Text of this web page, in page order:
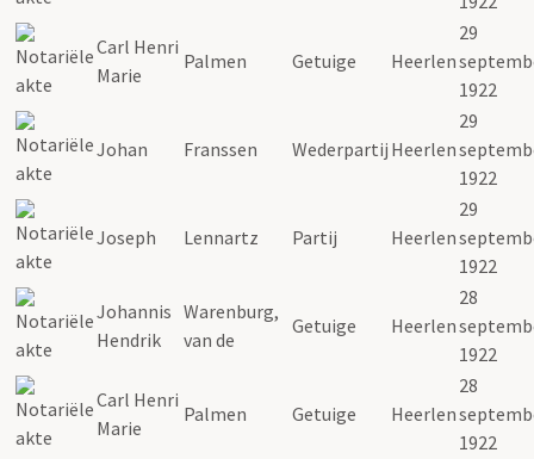
Carl Henri
Marie
Palmen Getuige Heerlen
29
1922
Johan Franssen Wederpartij Heerlen
29
1922
Joseph Lennartz Partij Heerlen
29
1922
Johannis
Hendrik
Warenburg,
van de
Getuige Heerlen
28
1922
Carl Henri
Marie
Palmen Getuige Heerlen
28
1922